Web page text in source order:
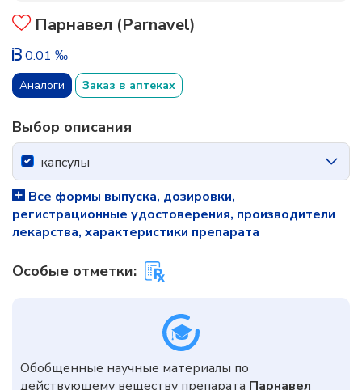
Парнавел (Parnavel)
0.01 ‰
Аналоги Заказ в аптеках
Выбор описания
капсулы
Все формы выпуска, дозировки,
регистрационные удостоверения, производители
лекарства, характеристики препарата
Особые отметки:
Обобщенные научные материалы по
действующему веществу препарата Парнавел